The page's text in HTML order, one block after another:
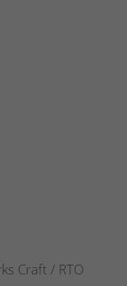
Craft / RTO